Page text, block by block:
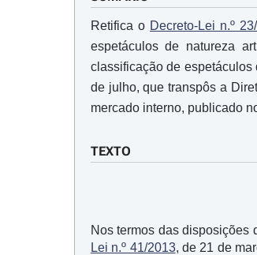
Retifica o Decreto-Lei n.º
espetáculos de natureza
classificação de
de julho, que transpôs a
mercado interno, publicado
TEXTO
Nos termos das disposições
Lei n.º 41/2013, de 21 de